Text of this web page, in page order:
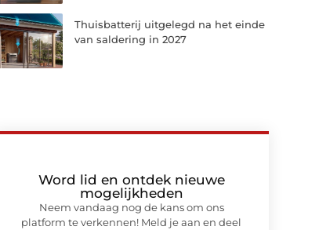
Thuisbatterij uitgelegd na het einde
van saldering in 2027
Word lid en ontdek nieuwe
mogelijkheden
Neem vandaag nog de kans om ons
platform te verkennen! Meld je aan en deel